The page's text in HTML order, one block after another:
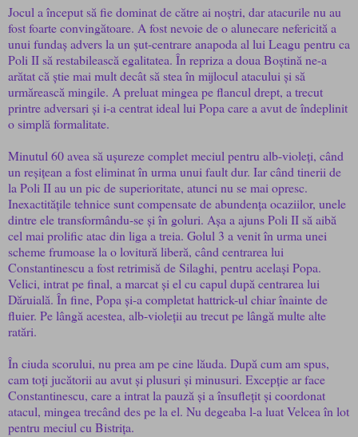
Jocul a început să fie dominat de către ai noștri, dar atacurile nu au
fost foarte convingătoare. A fost nevoie de o alunecare nefericită a
unui fundaș advers la un șut-centrare anapoda al lui Leagu pentru ca
Poli II să restabilească egalitatea. În repriza a doua Boștină ne-a
arătat că știe mai mult decât să stea în mijlocul atacului și să
urmărească mingile. A preluat mingea pe flancul drept, a trecut
printre adversari și i-a centrat ideal lui Popa care a avut de îndeplinit
o simplă formalitate.
Minutul 60 avea să ușureze complet meciul pentru alb-violeți, când
un reșițean a fost eliminat în urma unui fault dur. Iar când tinerii de
la Poli II au un pic de superioritate, atunci nu se mai opresc.
Inexactitățile tehnice sunt compensate de abundența ocaziilor, unele
dintre ele transformându-se și în goluri. Așa a ajuns Poli II să aibă
cel mai prolific atac din liga a treia. Golul 3 a venit în urma unei
scheme frumoase la o lovitură liberă, când centrarea lui
Constantinescu a fost retrimisă de Silaghi, pentru același Popa.
Velici, intrat pe final, a marcat și el cu capul după centrarea lui
Dăruială. În fine, Popa și-a completat hattrick-ul chiar înainte de
fluier. Pe lângă acestea, alb-violeții au trecut pe lângă multe alte
ratări.
În ciuda scorului, nu prea am pe cine lăuda. După cum am spus,
cam toți jucătorii au avut și plusuri și minusuri. Excepție ar face
Constantinescu, care a intrat la pauză și a însuflețit și coordonat
atacul, mingea trecând des pe la el. Nu degeaba l-a luat Velcea în lot
pentru meciul cu Bistrița.